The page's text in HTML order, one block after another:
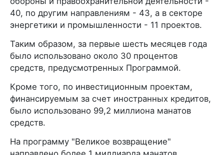
40, по другим направлениям - 43, а в секторе
энергетики и промышленности - 11 проектов.
Таким образом, за первые шесть месяцев года
было использовано около 30 процентов
средств, предусмотренных Программой.
Кроме того, по инвестиционным проектам,
финансируемым за счет иностранных кредитов,
было использовано 99,2 миллиона манатов
средств.
На программу "Великое возвращение"